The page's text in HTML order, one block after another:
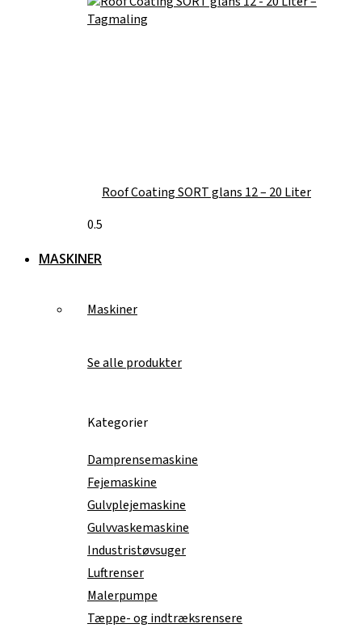
Roof Coating SORT glans 12 – 20 Liter
MASKINER
Maskiner
Se alle produkter
Kategorier
Damprensemaskine
Fejemaskine
Gulvplejemaskine
Gulvvaskemaskine
Industristøvsuger
Luftrenser
Malerpumpe
Tæppe- og indtræksrensere